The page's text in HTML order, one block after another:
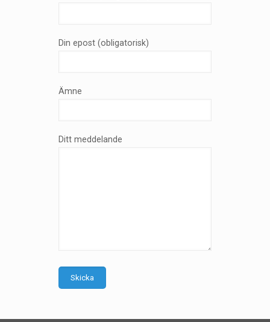
Din epost (obligatorisk)
Ämne
Ditt meddelande
Skicka